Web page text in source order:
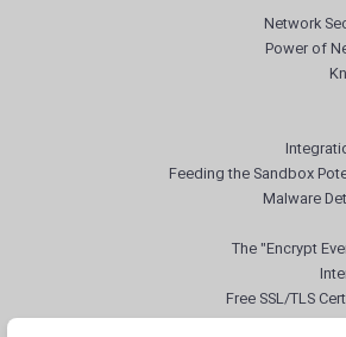
Network
Power of
Feeding the Sandbox
Malware
The "Encrypt
Free SSL/TLS